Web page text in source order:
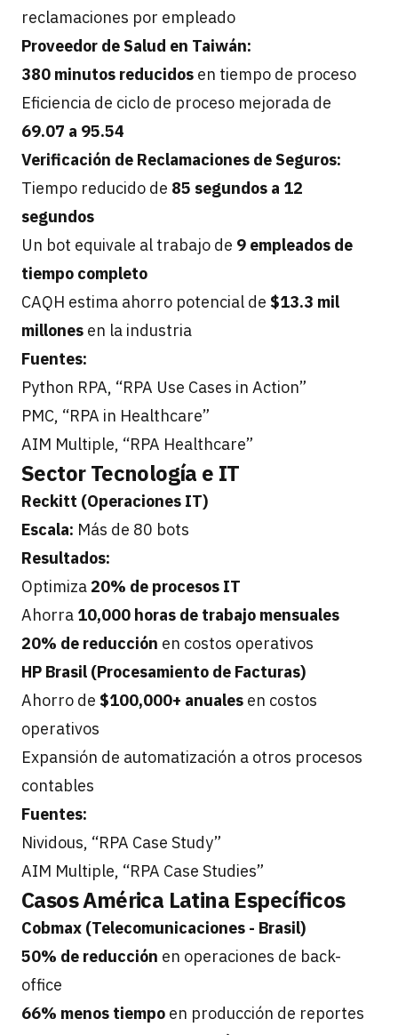
reclamaciones por empleado
Proveedor de Salud en Taiwán:
380 minutos reducidos en tiempo de proceso
Eficiencia de ciclo de proceso mejorada de
69.07 a 95.54
Verificación de Reclamaciones de Seguros:
Tiempo reducido de 85 segundos a 12
segundos
Un bot equivale al trabajo de 9 empleados de
tiempo completo
CAQH estima ahorro potencial de $13.3 mil
millones en la industria
Fuentes:
Python RPA, “RPA Use Cases in Action”
PMC, “RPA in Healthcare”
AIM Multiple, “RPA Healthcare”
Sector Tecnología e IT
Reckitt (Operaciones IT)
Escala: Más de 80 bots
Resultados:
Optimiza 20% de procesos IT
Ahorra 10,000 horas de trabajo mensuales
20% de reducción en costos operativos
HP Brasil (Procesamiento de Facturas)
Ahorro de $100,000+ anuales en costos
operativos
Expansión de automatización a otros procesos
contables
Fuentes:
Nividous, “RPA Case Study”
AIM Multiple, “RPA Case Studies”
Casos América Latina Específicos
Cobmax (Telecomunicaciones - Brasil)
50% de reducción en operaciones de back-
office
66% menos tiempo en producción de reportes